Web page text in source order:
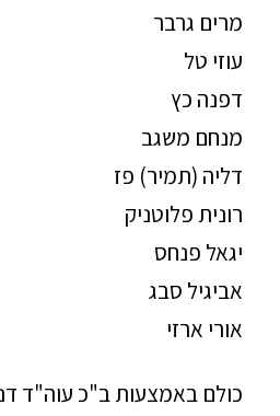
מרים גרבר
עוזי טל
דפנה כץ
מנחם משגב
דליה (תמיר) פז
רונית פלוטניק
יגאל פנחס
אביגיל סבג
אורי ארזי
כולם באמצעות ב"כ עוה"ד